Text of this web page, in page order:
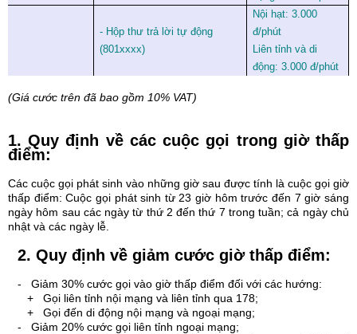
- Hộp thư trả lời tự động
(801xxxx)
Nội hạt: 3.000
đ/phút
Liên tỉnh và di
động: 3.000 đ/phút
(Giá cước trên đã bao gồm 10% VAT)
1. Quy định về các cuộc gọi trong giờ thấp
điểm:
Các cuộc gọi phát sinh vào những giờ sau được tính là cuộc gọi giờ
thấp điểm: Cuộc gọi phát sinh từ 23 giờ hôm trước đến 7 giờ sáng
ngày hôm sau các ngày từ thứ 2 đến thứ 7 trong tuần; cả ngày chủ
nhật và các ngày lễ.
2. Quy định về giảm cước giờ thấp điểm:
-
Giảm 30% cước gọi vào giờ thấp điểm đối với các hướng:
+
Gọi liên tỉnh nội mạng và liên tỉnh qua 178;
+
Gọi đến di động nội mạng và ngoại mạng;
-
Giảm 20% cước gọi liên tỉnh ngoại mạng;